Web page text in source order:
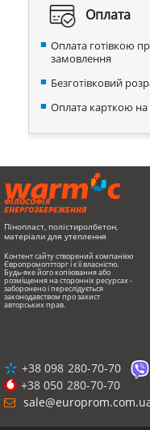
Оплата
Оплата готівкою
замовлення
Безготівковий
Оплата карткою на
ФІЛОСОФІЯ
ЕНЕРГОЗБЕРЕЖЕННЯ
Пінопласт, полістиролбетон,
матеріали для утеплення
Контент сайту створений компанією
Європромоптторг і є її власністю.
Будь-яке його копіювання або
розміщення на сторонніх ресурсах -
заборонено і переслідується
законодавством про захист
авторських прав.
+38 098 280-70-70
+38 050 280-70-70